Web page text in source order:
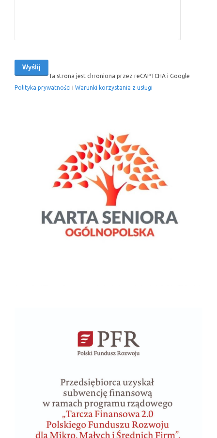
Ta strona jest chroniona przez reCAPTCHA i Google
Polityka prywatności i Warunki korzystania z usługi